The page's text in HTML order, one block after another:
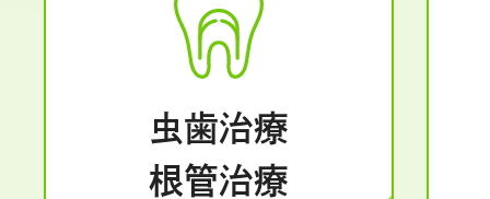
虫歯治療
根管治療